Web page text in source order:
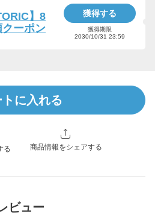
】8
ーポン
獲得する
獲得期限
2030/10/31 23:59
トに入れる
る 商品情報をシェアする
ビュー